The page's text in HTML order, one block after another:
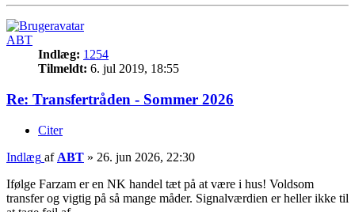
ABT
Indlæg: 1254
Tilmeldt: 6. jul 2019, 18:55
Re: Transfertråden - Sommer 2026
Citer
Indlæg af ABT » 26. jun 2026, 22:30
Ifølge Farzam er en NK handel tæt på at være i hus! Voldsom
transfer og vigtig på så mange måder. Signalværdien er heller ikke til